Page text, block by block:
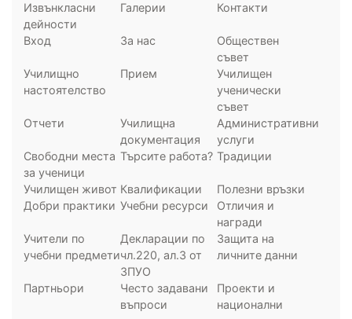
Извънкласни
дейности
Галерии Контакти
Вход За нас
Обществен
съвет
Училищно
настоятелство
Прием
Училищен
ученически
съвет
Отчети
Училищна
документация
Административни
услуги
Свободни места
за ученици
Търсите работа? Традиции
Училищен живот Квалификации
Полезни връзки
Добри практики Учебни ресурси
Отличия и
награди
Учители по
учебни предмети
Декларации по
чл.220, ал.3 от
ЗПУО
Защита на
личните данни
Партньори
Често задавани
въпроси
Проекти и
национални